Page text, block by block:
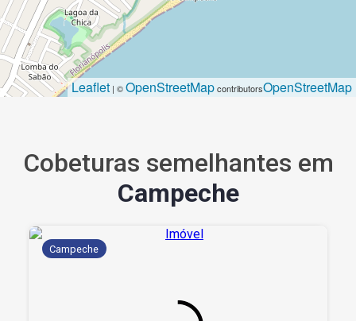
Leaflet | ©OpenStreetMapcontributorsOpenStreetMap
Cobeturas semelhantes em
Campeche
Campeche